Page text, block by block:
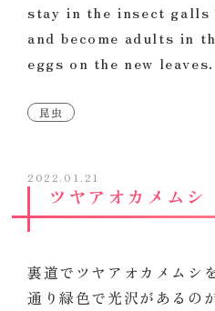
stay in the insect
and become adults in
eggs on the new leaves.
昆虫
2022.01.21
ツヤアオカメムシ
裏道でツヤアオカメムシ
通り緑色で光沢があるの